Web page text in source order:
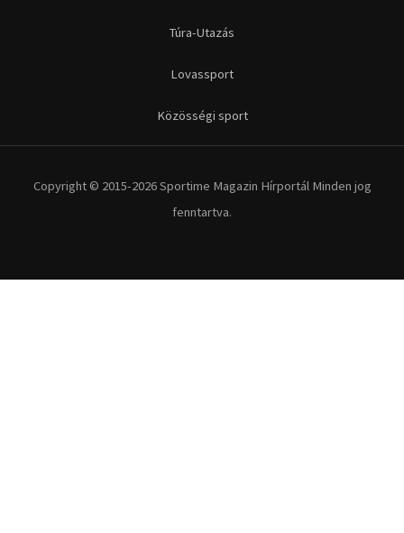
Túra-Utazás
Lovassport
Közösségi sport
Copyright © 2015-2026 Sportime Magazin Hírportál Minden jog
fenntartva.